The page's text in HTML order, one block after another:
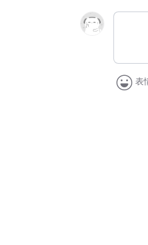
表